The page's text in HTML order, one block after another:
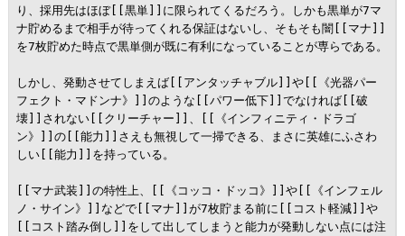
り、採用先はほぼ[[黒単]]に限られてくるだろう。しかも黒単が7マ
ナ貯めるまで相手が待ってくれる保証はないし、そもそも闇[[マナ]]
を7枚貯めた時点で黒単側が既に有利になっていることが専らである。
しかし、発動させてしまえば[[アンタッチャブル]]や[[《光器パー
フェクト・マドンナ》]]のような[[パワー低下]]でなければ[[破
壊]]されない[[クリーチャー]]、[[《インフィニティ・ドラゴ
ン》]]の[[能力]]さえも無視して一掃できる、まさに英雄にふさわ
しい[[能力]]を持っている。
[[マナ武装]]の特性上、[[《コッコ・ドッコ》]]や[[《インフェル
ノ・サイン》]]などで[[マナ]]が7枚貯まる前に[[コスト軽減]]や
[[コスト踏み倒し]]をして出してしまうと能力が発動しない点には注